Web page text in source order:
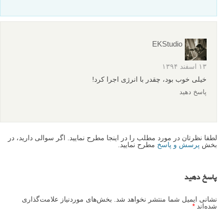
EKStudio
۱۳ اسفند ۱۳۹۴
خیلی خوب بود، چقدر با انرژی اجرا کرد!
پاسخ دهید
لطفا نظرتان در مورد مطلب را در اینجا مطرح نمایید. اگر سوالی دارید، در
بخش پرسش و پاسخ مطرح نمایید.
پاسخ دهید
نشانی ایمیل شما منتشر نخواهد شد.
بخش‌های موردنیاز علامت‌گذاری
شده‌اند *